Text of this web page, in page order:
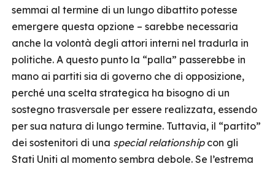
semmai al termine di un lungo dibattito potesse
emergere questa opzione – sarebbe necessaria
anche la volontà degli attori interni nel tradurla in
politiche. A questo punto la “palla” passerebbe in
mano ai partiti sia di governo che di opposizione,
perché una scelta strategica ha bisogno di un
sostegno trasversale per essere realizzata, essendo
per sua natura di lungo termine. Tuttavia, il “partito”
dei sostenitori di una special relationshipcon gli
Stati Uniti al momento sembra debole. Se l’estrema